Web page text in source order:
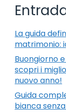
La guida
matrimonio:
Buongiorno
scopri i
nuovo anno!
Guida
bianca